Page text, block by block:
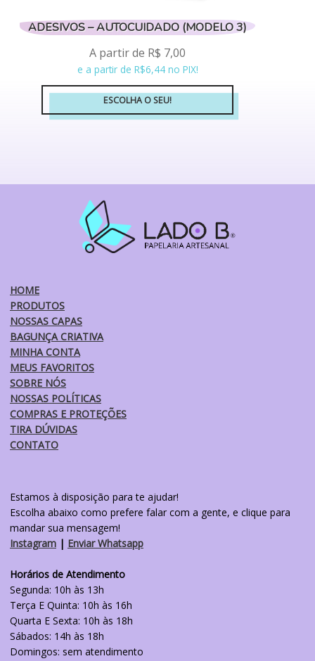
ADESIVOS – AUTOCUIDADO (MODELO 3)
A partir de R$ 7,00
e a partir de R$6,44 no PIX!
ESCOLHA O SEU!
Este
variantes.
podem
ser
HOME
PRODUTOS
NOSSAS CAPAS
BAGUNÇA CRIATIVA
MINHA CONTA
MEUS FAVORITOS
SOBRE NÓS
NOSSAS POLÍTICAS
COMPRAS E PROTEÇÕES
TIRA DÚVIDAS
CONTATO
Estamos à disposição para te ajudar!
Escolha abaixo como prefere falar com a gente, e clique para
mandar sua mensagem!
Instagram | Enviar Whatsapp
Horários de Atendimento
Segunda: 10h às 13h
Terça E Quinta: 10h às 16h
Quarta E Sexta: 10h às 18h
Sábados: 14h às 18h
Domingos: sem atendimento